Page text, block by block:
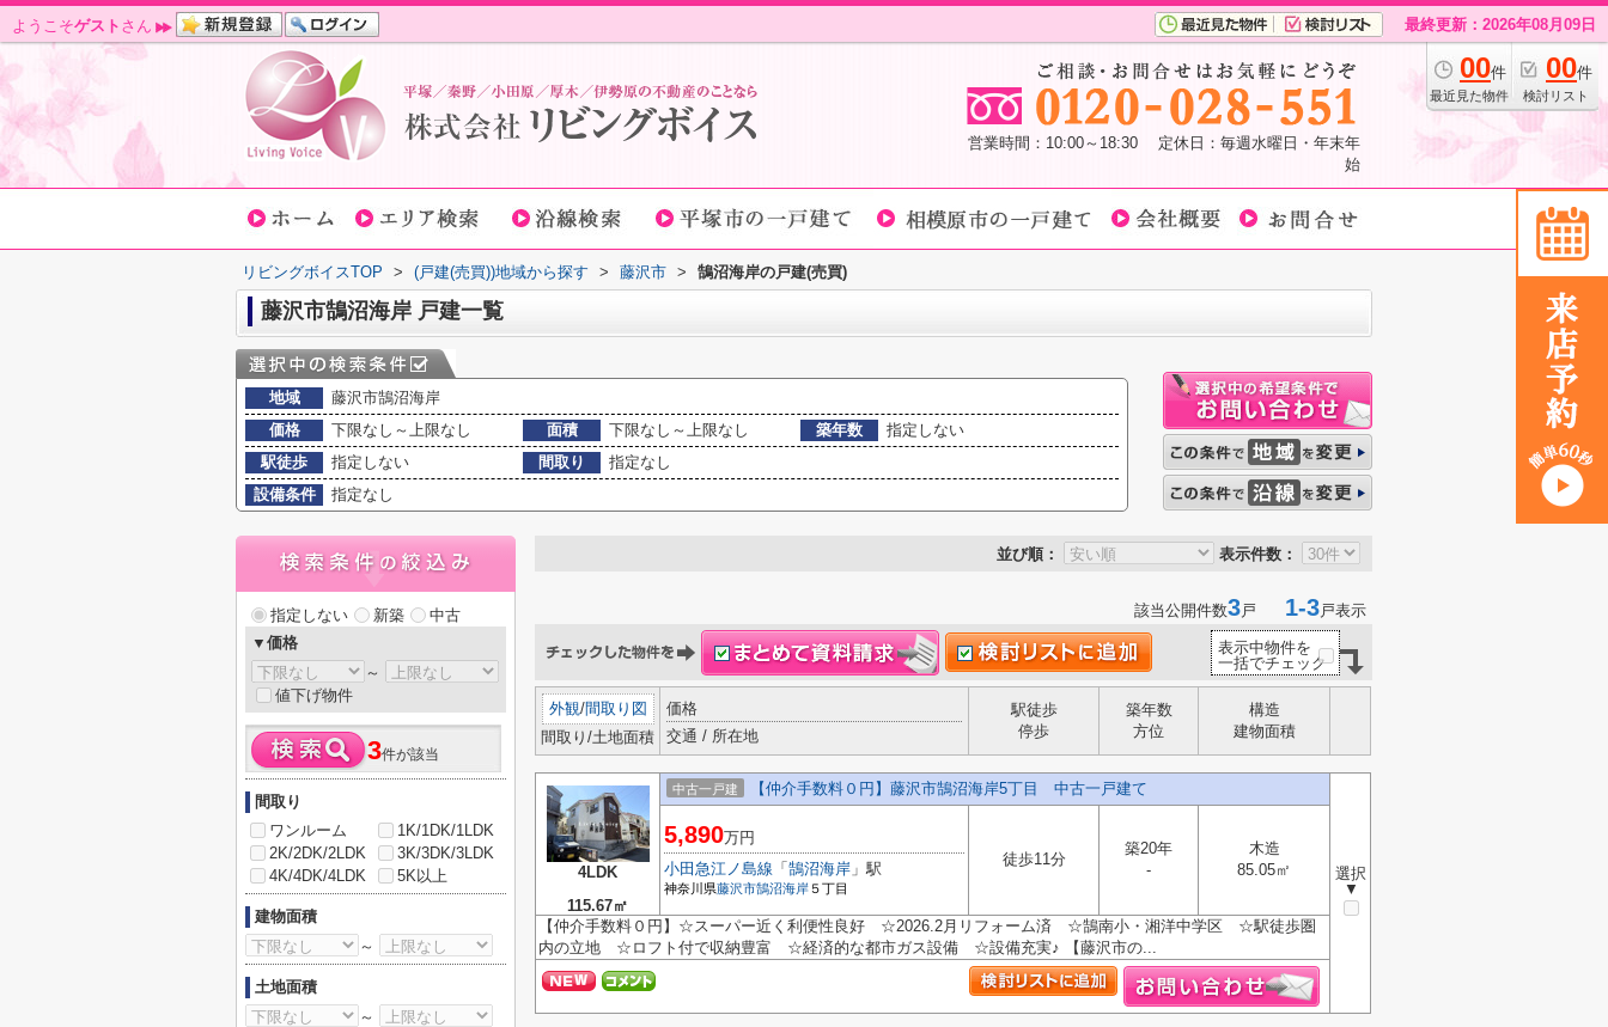
ようこそゲスト さん 最終更新：2026年08月09日
00件
最近見た物件
00件
検討リスト
営業時間：10:00～18:30 定休日：毎週水曜日・年末年
始
リビングボイスTOP > (戸建(売買))地域から探す > 藤沢市 > 鵠沼海岸の戸建(売買)
藤沢市鵠沼海岸 戸建一覧
地域
藤沢市鵠沼海岸
価格
下限なし～上限なし 面積 下限なし～上限なし 築年数
指定しない
駅徒歩
指定しない 間取り
指定なし
設備条件
指定なし
並び順： 表示件数：
該当公開件数3戸 1-3戸表示
表示中物件を
一括でチェック
外観/間取り図
間取り/土地面積
価格
交通 / 所在地
駅徒歩
停歩
築年数
方位
構造
建物面積
4LDK
115.67㎡
中古一戸建 【仲介手数料０円】藤沢市鵠沼海岸5丁目 中古一戸建て
選択
▼
5,890万円
小田急江ノ島線 「 鵠沼海岸 」駅
神奈川県藤沢市鵠沼海岸 ５丁目
徒歩11分
築20年
-
木造
85.05㎡
【仲介手数料０円】☆スーパー近く利便性良好 ☆2026.2月リフォーム済 ☆鵠南小・湘洋中学区 ☆駅徒歩圏
内の立地 ☆ロフト付で収納豊富 ☆経済的な都市ガス設備 ☆設備充実♪ 【藤沢市の...
指定しない 新築
中古
▼価格
～
値下げ物件
3件が該当
間取り
ワンルーム
1K/1DK/1LDK
2K/2DK/2LDK
3K/3DK/3LDK
4K/4DK/4LDK
5K以上
建物面積
～
土地面積
～